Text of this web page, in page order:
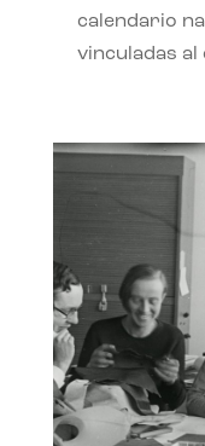
calendario
vinculadas al